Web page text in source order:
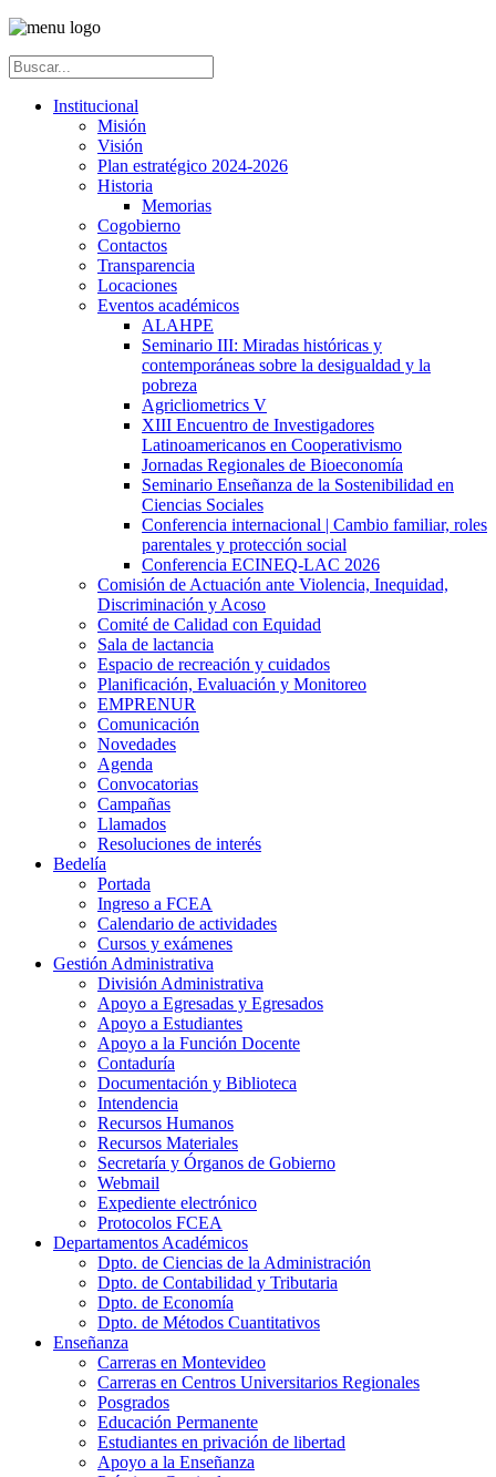
Institucional
Misión
Visión
Plan estratégico 2024-2026
Historia
Memorias
Cogobierno
Contactos
Transparencia
Locaciones
Eventos académicos
ALAHPE
Seminario III: Miradas históricas y
contemporáneas sobre la desigualdad y la
pobreza
Agricliometrics V
XIII Encuentro de Investigadores
Latinoamericanos en Cooperativismo
Jornadas Regionales de Bioeconomía
Seminario Enseñanza de la Sostenibilidad en
Ciencias Sociales
Conferencia internacional | Cambio familiar, roles
parentales y protección social
Conferencia ECINEQ-LAC 2026
Comisión de Actuación ante Violencia, Inequidad,
Discriminación y Acoso
Comité de Calidad con Equidad
Sala de lactancia
Espacio de recreación y cuidados
Planificación, Evaluación y Monitoreo
EMPRENUR
Comunicación
Novedades
Agenda
Convocatorias
Campañas
Llamados
Resoluciones de interés
Bedelía
Portada
Ingreso a FCEA
Calendario de actividades
Cursos y exámenes
Gestión Administrativa
División Administrativa
Apoyo a Egresadas y Egresados
Apoyo a Estudiantes
Apoyo a la Función Docente
Contaduría
Documentación y Biblioteca
Intendencia
Recursos Humanos
Recursos Materiales
Secretaría y Órganos de Gobierno
Webmail
Expediente electrónico
Protocolos FCEA
Departamentos Académicos
Dpto. de Ciencias de la Administración
Dpto. de Contabilidad y Tributaria
Dpto. de Economía
Dpto. de Métodos Cuantitativos
Enseñanza
Carreras en Montevideo
Carreras en Centros Universitarios Regionales
Posgrados
Educación Permanente
Estudiantes en privación de libertad
Apoyo a la Enseñanza